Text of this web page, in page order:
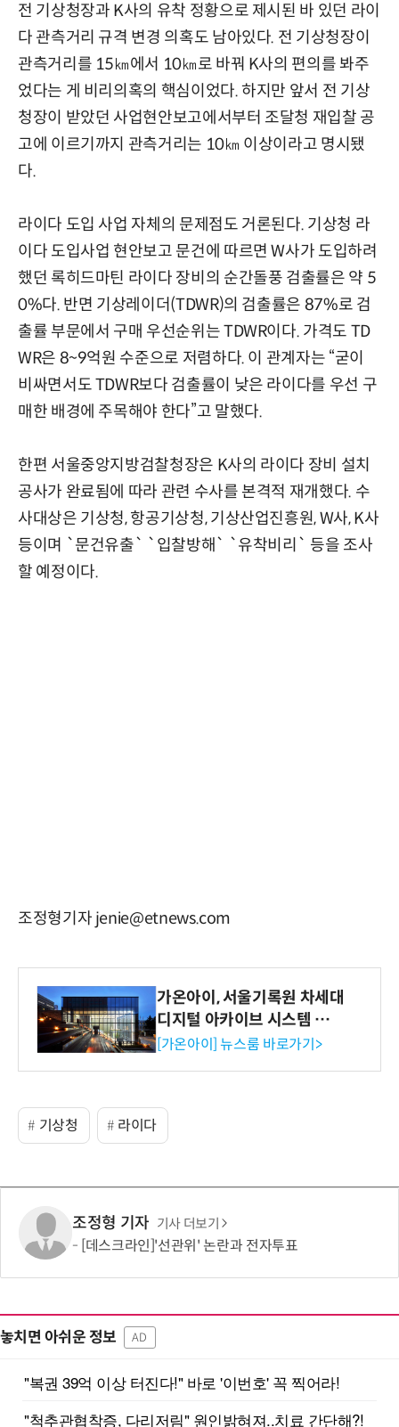
전 기상청장과 K사의 유착 정황으로 제시된 바 있던 라이
다 관측거리 규격 변경 의혹도 남아있다. 전 기상청장이
관측거리를 15㎞에서 10㎞로 바꿔 K사의 편의를 봐주
었다는 게 비리의혹의 핵심이었다. 하지만 앞서 전 기상
청장이 받았던 사업현안보고에서부터 조달청 재입찰 공
고에 이르기까지 관측거리는 10㎞ 이상이라고 명시됐
다.
라이다 도입 사업 자체의 문제점도 거론된다. 기상청 라
이다 도입사업 현안보고 문건에 따르면 W사가 도입하려
했던 록히드마틴 라이다 장비의 순간돌풍 검출률은 약 5
0%다. 반면 기상레이더(TDWR)의 검출률은 87%로 검
출률 부문에서 구매 우선순위는 TDWR이다. 가격도 TD
WR은 8~9억원 수준으로 저렴하다. 이 관계자는 “굳이
비싸면서도 TDWR보다 검출률이 낮은 라이다를 우선 구
매한 배경에 주목해야 한다”고 말했다.
한편 서울중앙지방검찰청장은 K사의 라이다 장비 설치
공사가 완료됨에 따라 관련 수사를 본격적 재개했다. 수
사대상은 기상청, 항공기상청, 기상산업진흥원, W사, K사
등이며 `문건유출` `입찰방해` `유착비리` 등을 조사
할 예정이다.
조정형기자 jenie@etnews.com
가온아이, 서울기록원 차세대
디지털 아카이브 시스템 구축
수행
[가온아이] 뉴스룸 바로가기>
기상청 라이다
조정형 기자 기사 더보기
[데스크라인]'선관위' 논란과 전자투표
놓치면 아쉬운 정보 AD